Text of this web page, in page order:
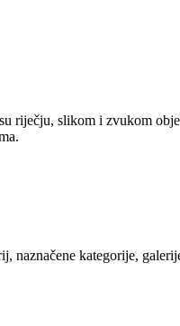
riječju, slikom i zvukom
naznačene kategorije,